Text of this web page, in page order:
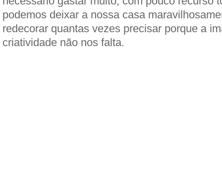
podemos deixar a nossa casa
redecorar quantas vezes precisar porque a
criatividade não nos falta.